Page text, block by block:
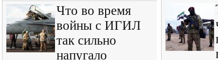
Что во время
войны с ИГИЛ
так сильно
напугало